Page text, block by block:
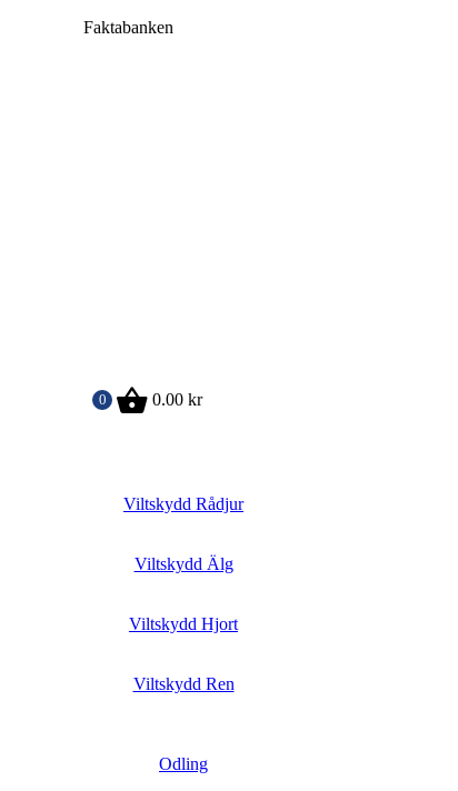
Faktabanken
0 0.00kr
Viltskydd Rådjur
Viltskydd Älg
Viltskydd Hjort
Viltskydd Ren
Odling